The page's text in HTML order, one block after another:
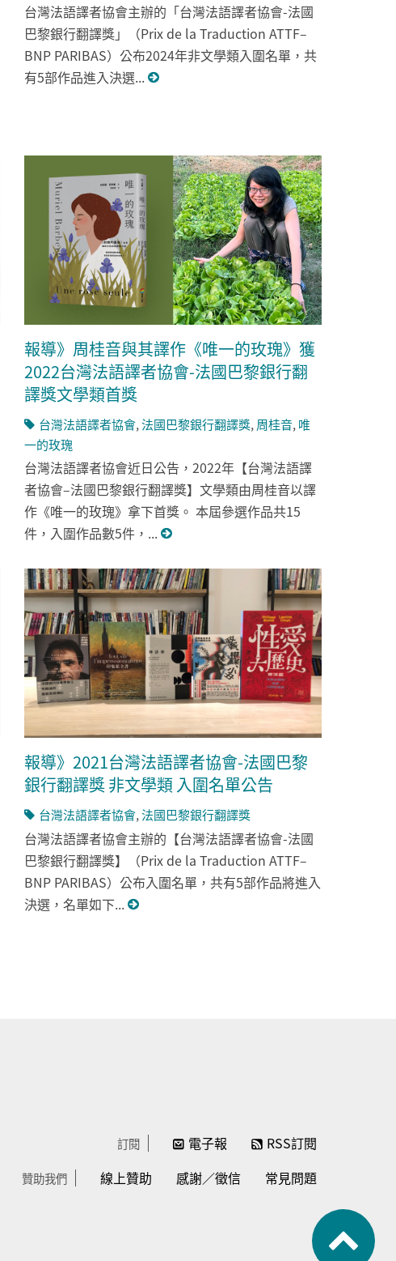
台灣法語譯者協會主辦的「台灣法語譯者協會-法國
巴黎銀行翻譯獎」（Prix de la Traduction ATTF–
BNP PARIBAS）公布2024年非文學類入圍名單，共
有5部作品進入決選...
報導》周桂音與其譯作《唯一的玫瑰》獲
2022台灣法語譯者協會-法國巴黎銀行翻
譯獎文學類首獎
台灣法語譯者協會,法國巴黎銀行翻譯獎, 周桂音, 唯
一的玫瑰
台灣法語譯者協會近日公告，2022年【台灣法語譯
者協會–法國巴黎銀行翻譯獎】文學類由周桂音以譯
作《唯一的玫瑰》拿下首獎。 本屆參選作品共15
件，入圍作品數5件，...
報導》2021台灣法語譯者協會-法國巴黎
銀行翻譯獎 非文學類 入圍名單公告
台灣法語譯者協會,法國巴黎銀行翻譯獎
台灣法語譯者協會主辦的【台灣法語譯者協會-法國
巴黎銀行翻譯獎】（Prix de la Traduction ATTF–
BNP PARIBAS）公布入圍名單，共有5部作品將進入
決選，名單如下...
訂閱 電子報 RSS訂閱
贊助我們 線上贊助 感謝／徵信 常見問題